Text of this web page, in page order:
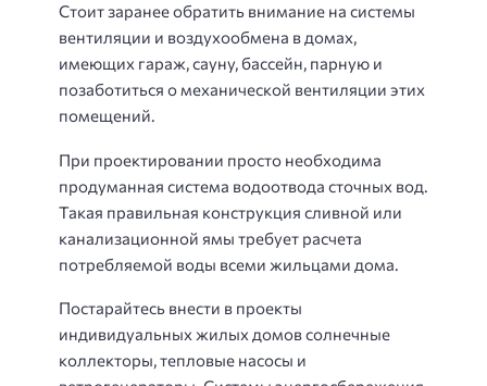
Стоит заранее обратить внимание на системы
вентиляции и воздухообмена в домах,
имеющих гараж, сауну, бассейн, парную и
позаботиться о механической вентиляции этих
помещений.
При проектировании просто необходима
продуманная система водоотвода сточных вод.
Такая правильная конструкция сливной или
канализационной ямы требует расчета
потребляемой воды всеми жильцами дома.
Постарайтесь внести в проекты
индивидуальных жилых домов солнечные
коллекторы, тепловые насосы и